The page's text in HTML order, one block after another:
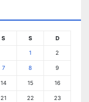
S S D
1 2
7 8 9
14 15 16
21 22 23